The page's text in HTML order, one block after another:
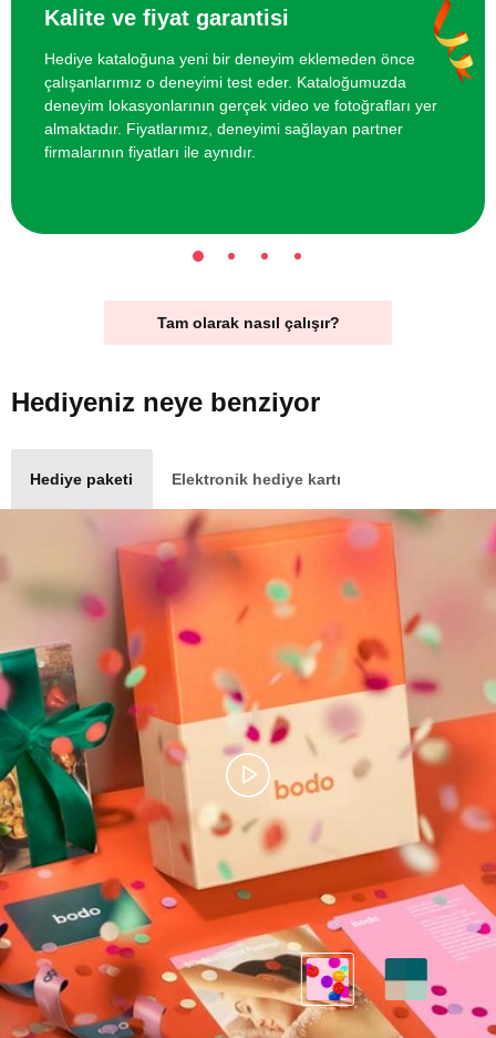
Kalite ve fiyat garantisi
Hediye kataloğuna yeni bir deneyim eklemeden önce
çalışanlarımız o deneyimi test eder. Kataloğumuzda
deneyim lokasyonlarının gerçek video ve fotoğrafları yer
almaktadır. Fiyatlarımız, deneyimi sağlayan partner
firmalarının fiyatları ile aynıdır.
Tam olarak nasıl çalışır?
Hediyeniz neye benziyor
Hediye paketi Elektronik hediye kartı